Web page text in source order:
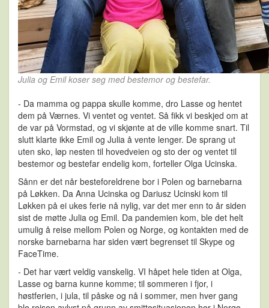
Julia og Emil koser seg med bestemor og bestefar.
- Da mamma og pappa skulle komme, dro Lasse og hentet
dem på Værnes. Vi ventet og ventet. Så fikk vi beskjed om at
de var på Vormstad, og vi skjønte at de ville komme snart. Til
slutt klarte ikke Emil og Julia å vente lenger. De sprang ut
uten sko, løp nesten til hovedveien og sto der og ventet til
bestemor og bestefar endelig kom, forteller Olga Ucinska.
Sånn er det når besteforeldrene bor i Polen og barnebarna
på Løkken. Da Anna Ucinska og Dariusz Ucinski kom til
Løkken på ei ukes ferie nå nylig, var det mer enn to år siden
sist de møtte Julia og Emil. Da pandemien kom, ble det helt
umulig å reise mellom Polen og Norge, og kontakten med de
norske barnebarna har siden vært begrenset til Skype og
FaceTime.
- Det har vært veldig vanskelig. VI håpet hele tiden at Olga,
Lasse og barna kunne komme; til sommeren i fjor, i
høstferien, i jula, til påske og nå i sommer, men hver gang